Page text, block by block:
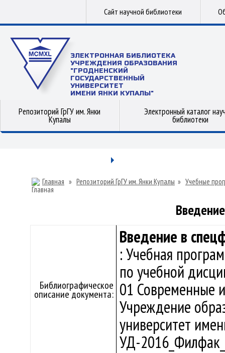
Сайт научной библиотеки
ЭЛЕКТРОННАЯ БИБЛИОТЕКА
УЧРЕЖДЕНИЯ ОБРАЗОВАНИЯ
"ГРОДНЕНСКИЙ
ГОСУДАРСТВЕННЫЙ
УНИВЕРСИТЕТ
ИМЕНИ ЯНКИ КУПАЛЫ"
Репозиторий ГрГУ им. Янки
Купалы
Электронный каталог
библиотеки
Главная » Репозиторий ГрГУ им. Янки Купалы » Учебные
Библиографическое
описание документа:
Введение в
: Учебная
по учебной
01 Современные
Учреждение
университет
УД-